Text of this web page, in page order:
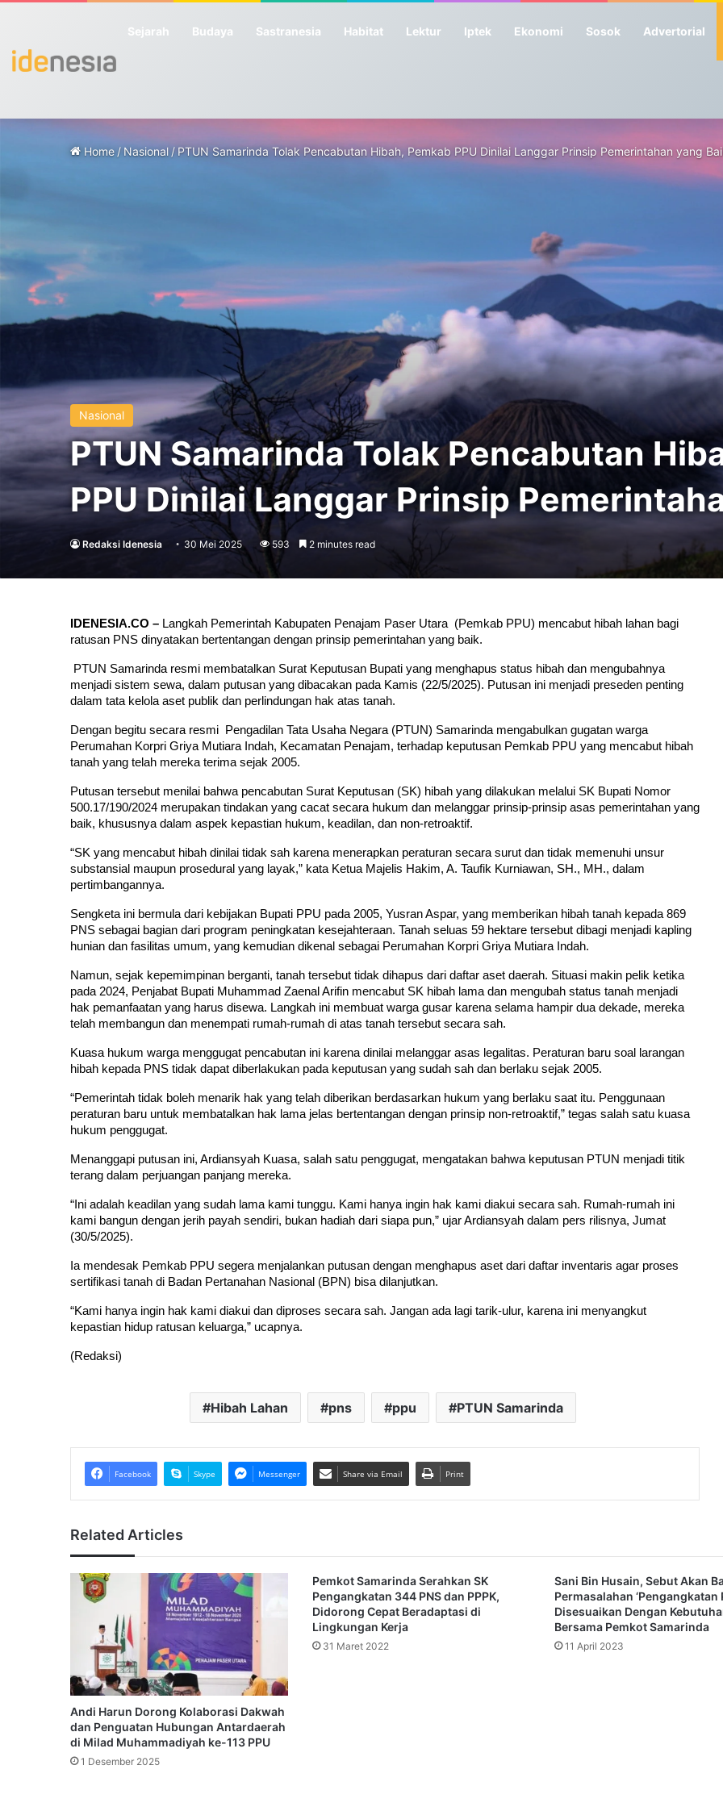
Sejarah Budaya Sastranesia Habitat Lektur Iptek Ekonomi Sosok Advertorial
Home /Nasional /PTUN Samarinda Tolak Pencabutan Hibah, Pemkab PPU Dinilai Langgar Prinsip Pemerintahan yang
Nasional
PTUN Samarinda Tolak Pencabutan
PPU Dinilai Langgar Prinsip
Redaksi Idenesia 30 Mei 2025 593 2 minutes read
IDENESIA.CO – Langkah Pemerintah Kabupaten Penajam Paser Utara  (Pemkab PPU) mencabut hibah lahan bagi
ratusan PNS dinyatakan bertentangan dengan prinsip pemerintahan yang baik.
PTUN Samarinda resmi membatalkan Surat Keputusan Bupati yang menghapus status hibah dan mengubahnya
menjadi sistem sewa, dalam putusan yang dibacakan pada Kamis (22/5/2025). Putusan ini menjadi preseden penting
dalam tata kelola aset publik dan perlindungan hak atas tanah.
Dengan begitu secara resmi  Pengadilan Tata Usaha Negara (PTUN) Samarinda mengabulkan gugatan warga
Perumahan Korpri Griya Mutiara Indah, Kecamatan Penajam, terhadap keputusan Pemkab PPU yang mencabut hibah
tanah yang telah mereka terima sejak 2005.
Putusan tersebut menilai bahwa pencabutan Surat Keputusan (SK) hibah yang dilakukan melalui SK Bupati Nomor
500.17/190/2024 merupakan tindakan yang cacat secara hukum dan melanggar prinsip-prinsip asas pemerintahan yang
baik, khususnya dalam aspek kepastian hukum, keadilan, dan non-retroaktif.
“SK yang mencabut hibah dinilai tidak sah karena menerapkan peraturan secara surut dan tidak memenuhi unsur
substansial maupun prosedural yang layak,” kata Ketua Majelis Hakim, A. Taufik Kurniawan, SH., MH., dalam
pertimbangannya.
Sengketa ini bermula dari kebijakan Bupati PPU pada 2005, Yusran Aspar, yang memberikan hibah tanah kepada 869
PNS sebagai bagian dari program peningkatan kesejahteraan. Tanah seluas 59 hektare tersebut dibagi menjadi kapling
hunian dan fasilitas umum, yang kemudian dikenal sebagai Perumahan Korpri Griya Mutiara Indah.
Namun, sejak kepemimpinan berganti, tanah tersebut tidak dihapus dari daftar aset daerah. Situasi makin pelik ketika
pada 2024, Penjabat Bupati Muhammad Zaenal Arifin mencabut SK hibah lama dan mengubah status tanah menjadi
hak pemanfaatan yang harus disewa. Langkah ini membuat warga gusar karena selama hampir dua dekade, mereka
telah membangun dan menempati rumah-rumah di atas tanah tersebut secara sah.
Kuasa hukum warga menggugat pencabutan ini karena dinilai melanggar asas legalitas. Peraturan baru soal larangan
hibah kepada PNS tidak dapat diberlakukan pada keputusan yang sudah sah dan berlaku sejak 2005.
“Pemerintah tidak boleh menarik hak yang telah diberikan berdasarkan hukum yang berlaku saat itu. Penggunaan
peraturan baru untuk membatalkan hak lama jelas bertentangan dengan prinsip non-retroaktif,” tegas salah satu kuasa
hukum penggugat.
Menanggapi putusan ini, Ardiansyah Kuasa, salah satu penggugat, mengatakan bahwa keputusan PTUN menjadi titik
terang dalam perjuangan panjang mereka.
“Ini adalah keadilan yang sudah lama kami tunggu. Kami hanya ingin hak kami diakui secara sah. Rumah-rumah ini
kami bangun dengan jerih payah sendiri, bukan hadiah dari siapa pun,” ujar Ardiansyah dalam pers rilisnya, Jumat
(30/5/2025).
Ia mendesak Pemkab PPU segera menjalankan putusan dengan menghapus aset dari daftar inventaris agar proses
sertifikasi tanah di Badan Pertanahan Nasional (BPN) bisa dilanjutkan.
“Kami hanya ingin hak kami diakui dan diproses secara sah. Jangan ada lagi tarik-ulur, karena ini menyangkut
kepastian hidup ratusan keluarga,” ucapnya.
(Redaksi)
Hibah Lahan pns ppu PTUN Samarinda
Facebook Skype Messenger Share via Email Print
Related Articles
Andi Harun Dorong Kolaborasi Dakwah
dan Penguatan Hubungan Antardaerah
di Milad Muhammadiyah ke-113 PPU
1 Desember 2025
Pemkot Samarinda Serahkan SK
Pengangkatan 344 PNS dan PPPK,
Didorong Cepat Beradaptasi di
Lingkungan Kerja
31 Maret 2022
Sani Bin Husain, Sebut Akan
Permasalahan ‘Pengangkatan
Disesuaikan Dengan
Bersama Pemkot Samarinda
11 April 2023